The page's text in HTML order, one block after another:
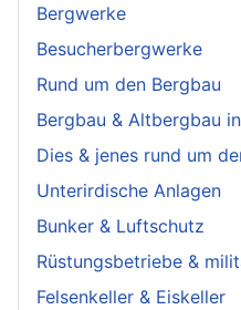
Bergwerke
Besucherbergwerke
Rund um den Bergbau
Bergbau & Altbergbau
Dies & jenes rund um
Unterirdische Anlagen
Bunker & Luftschutz
Rüstungsbetriebe &
Felsenkeller & Eiskeller